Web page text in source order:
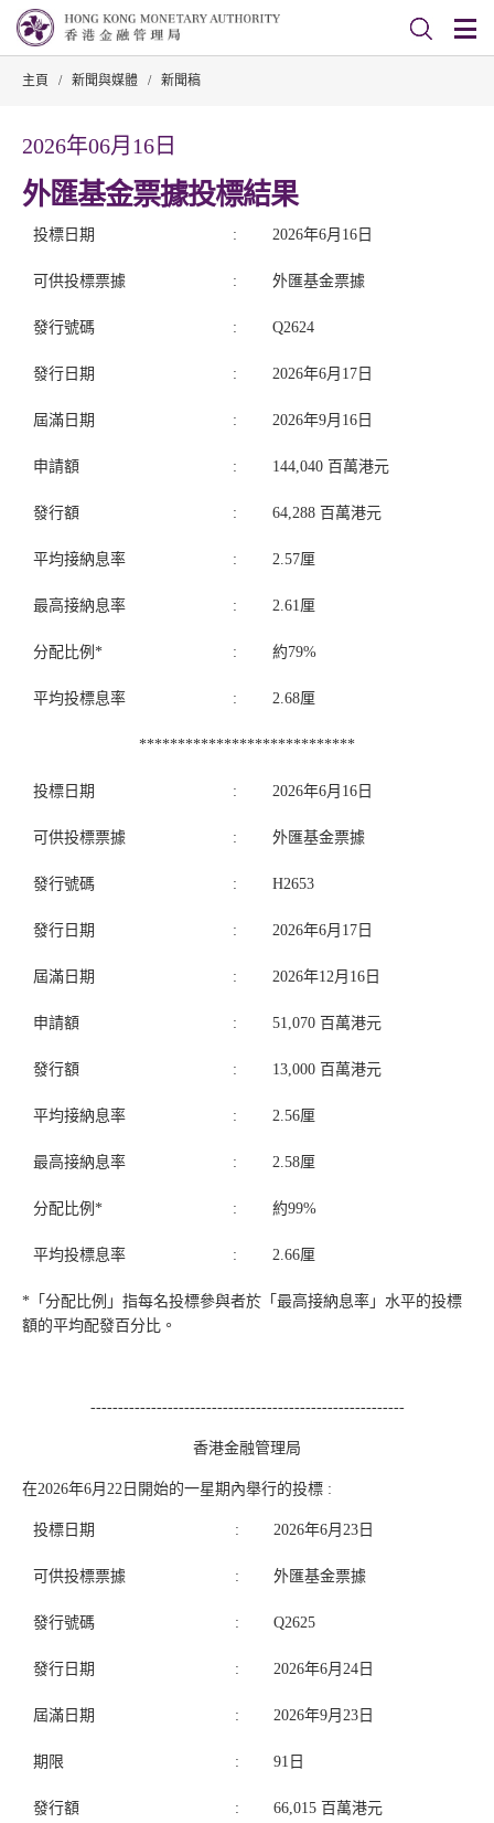
主頁 / 新聞與媒體 / 新聞稿
2026年06月16日
外匯基金票據投標結果
投標日期 : 2026年6月16日
可供投標票據 : 外匯基金票據
發行號碼 : Q2624
發行日期 : 2026年6月17日
屆滿日期 : 2026年9月16日
申請額 : 144,040 百萬港元
發行額 : 64,288 百萬港元
平均接納息率 : 2.57厘
最高接納息率 : 2.61厘
分配比例* : 約79%
平均投標息率 : 2.68厘
****************************
投標日期 : 2026年6月16日
可供投標票據 : 外匯基金票據
發行號碼 : H2653
發行日期 : 2026年6月17日
屆滿日期 : 2026年12月16日
申請額 : 51,070 百萬港元
發行額 : 13,000 百萬港元
平均接納息率 : 2.56厘
最高接納息率 : 2.58厘
分配比例* : 約99%
平均投標息率 : 2.66厘
*「分配比例」指每名投標參與者於「最高接納息率」水平的投標
額的平均配發百分比。
---------------------------------------------------------
香港金融管理局
在2026年6月22日開始的一星期內舉行的投標 :
投標日期 : 2026年6月23日
可供投標票據 : 外匯基金票據
發行號碼 : Q2625
發行日期 : 2026年6月24日
屆滿日期 : 2026年9月23日
期限 : 91日
發行額 : 66,015 百萬港元